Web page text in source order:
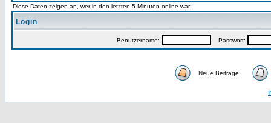
Diese Daten zeigen an, wer in den letzten 5 Minuten online war.
Login
Benutzername: Passwort:
Neue Beiträge